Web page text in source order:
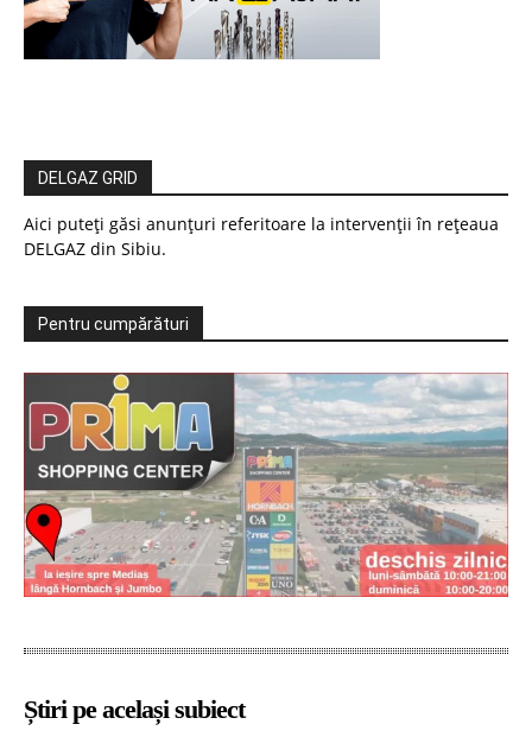
DELGAZ GRID
Aici puteți găsi anunțuri referitoare la intervenții în rețeaua
DELGAZ din Sibiu.
Pentru cumpărături
Știri pe același subiect